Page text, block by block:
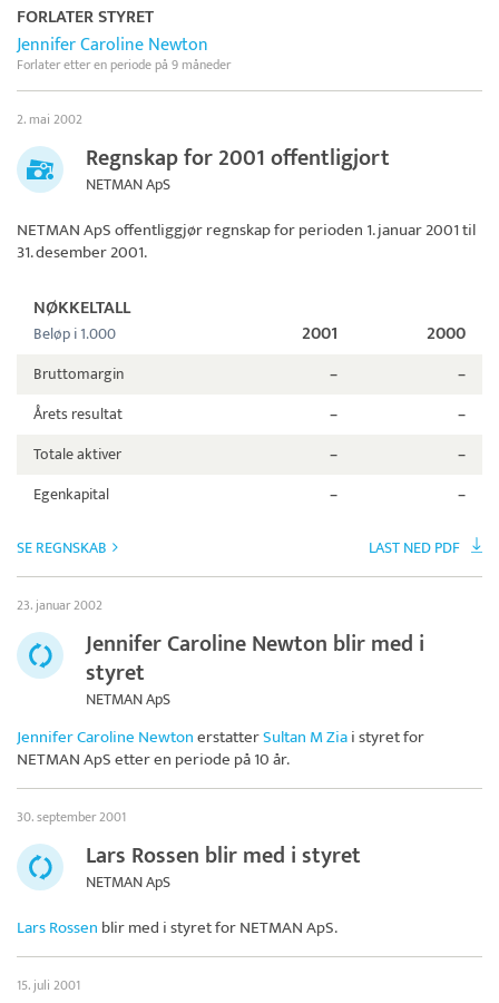
FORLATER STYRET
Jennifer Caroline Newton
Forlater etter en periode på 9 måneder
2. mai 2002
Regnskap for 2001 offentligjort
NETMAN ApS
NETMAN ApSoffentliggjør regnskap for perioden 1. januar 2001 til
31. desember 2001.
NØKKELTALL
Beløp i 1.000 2001 2000
Bruttomargin –
–
Årets resultat
–
–
Totale aktiver
–
–
Egenkapital
– –
SE REGNSKAB LAST NED PDF
23. januar 2002
Jennifer Caroline Newton blir med i
styret
NETMAN ApS
Jennifer Caroline NewtonerstatterSultan M Ziai styret for
NETMAN ApSetter en periode på 10 år.
30. september 2001
Lars Rossen blir med i styret
NETMAN ApS
Lars Rossen blir med i styret forNETMAN ApS.
15. juli 2001